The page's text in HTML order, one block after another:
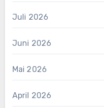
Juli 2026
Juni 2026
Mai 2026
April 2026